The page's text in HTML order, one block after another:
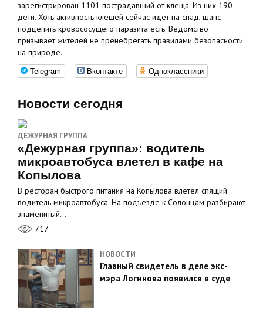
зарегистрирован 1101 пострадавший от клеща. Из них 190 —
дети. Хоть активность клещей сейчас идет на спад, шанс
подцепить кровососущего паразита есть. Ведомство
призывает жителей не пренебрегать правилами безопасности
на природе.
Telegram Вконтакте Одноклассники
Новости сегодня
ДЕЖУРНАЯ ГРУППА
«Дежурная группа»: водитель
микроавтобуса влетел в кафе на
Копылова
В ресторан быстрого питания на Копылова влетел спящий
водитель микроавтобуса. На подъезде к Солонцам разбирают
знаменитый…
717
НОВОСТИ
Главный свидетель в деле экс-
мэра Логинова появился в суде